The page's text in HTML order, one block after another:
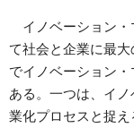
イノベーション・
て社会と企業に最
でイノベーション
ある。一つは、イ
業化プロセスと捉